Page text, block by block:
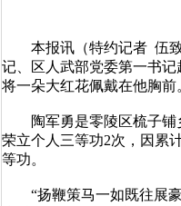
本报讯（特约记者 伍致
记、区人武部党委第一书
将一朵大红花佩戴在他胸前
陶军勇是零陵区梳子铺
荣立个人三等功2次，因累
等功。
“扬鞭策马一如既往展豪